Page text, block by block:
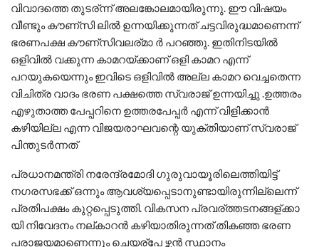
വിവാദത്തെ തുടര്ന്ന് അലങ്കോലമായിരുന്നു. ഈ വിഷയം
വീണ്ടും കൗണ്സി ലില്‍ ഉന്നയിക്കുന്നത് ചട്ടവിരുദ്ധമാണെന്ന്
ഭരണപക്ഷ കൗണ്സിവലര്മാ ര്‍ പറഞ്ഞു. ഇതിനിടയിൽ
ഒളിവിൽ വക്കുന്ന കാമറയ്ക്കാണ് ഒളി കാമറ എന്ന്
പറയുകയെന്നും ഇവിടെ ഒളിവിൽ അല്ല കാമറ വെച്ചതെന്ന
വിചിത്ര വാദം ഭരണ പക്ഷത്തെ സ്വരാജ് ഉന്നയിച്ചു .ഉത്തരം
എഴുതാത്ത പേപ്പറിനെ ഉത്തരപേപ്പർ എന്ന് വിളിക്കാൻ
കഴിയില്ല എന്ന വിജയരാഘവന്റെ യുക്തിയാണ് സ്വരാജ്
പിന്തുടർന്നത്
പ്രധാനമന്ത്രി നരേന്ദ്രമോദി ഗുരുവായൂരിലെത്തിയിട്ട്
നഗരസഭക്ക് ഒന്നും ആവശ്യപ്പെടാനുണ്ടായിരുന്നില്ലെന്ന്
പ്രതിപക്ഷം കുറ്റപ്പെടുത്തി. വികസന പ്രവര്ത്തടനങ്ങള്ക്കാ
യി നിവേദനം നല്കാറന്‍ കഴിയാതിരുന്നത് തികഞ്ഞ ഭരണ
പരാജയമാണെന്നും ചെയര്പേ ഴ്സന്‍ സ്ഥാനം